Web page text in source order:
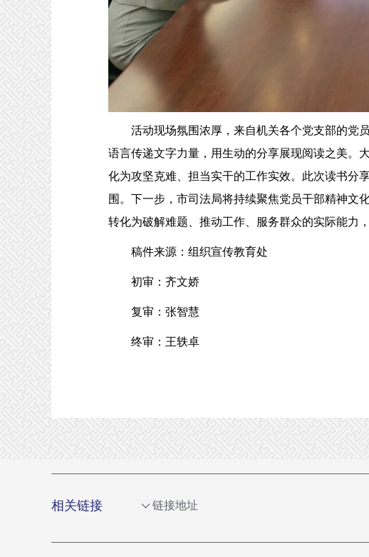
活动现场氛围浓厚，来自机关各个党支部的党员
语言传递文字力量，用生动的分享展现阅读之美。
化为攻坚克难、担当实干的工作实效。此次读书分
围。下一步，市司法局将持续聚焦党员干部精神文
转化为破解难题、推动工作、服务群众的实际能力
稿件来源：组织宣传教育处
初审：齐文娇
复审：张智慧
终审：王轶卓
相关链接 链接地址